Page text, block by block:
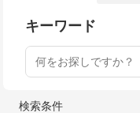
キーワード
検索条件